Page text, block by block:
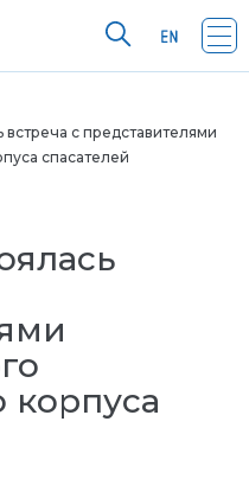
с представителями
спасателей
корпуса